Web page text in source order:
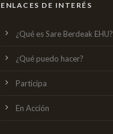
ENLACES DE INTERÉS
¿Qué es Sare Berdeak EHU?
¿Qué puedo hacer?
Participa
En Acción